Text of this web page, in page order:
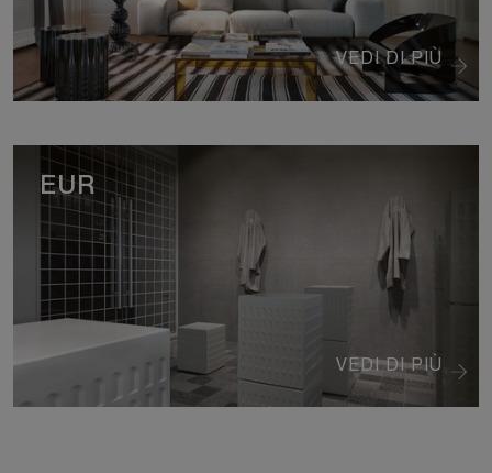
VEDI DI PIÙ
VEDI DI PIÙ
EUR